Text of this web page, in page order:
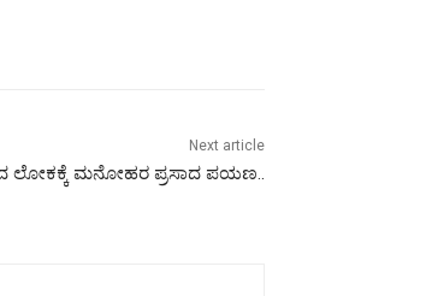
Next article
ಲೋಕಕ್ಕೆ ಮನೋಹರ ಪ್ರಸಾದ ಪಯಣ..